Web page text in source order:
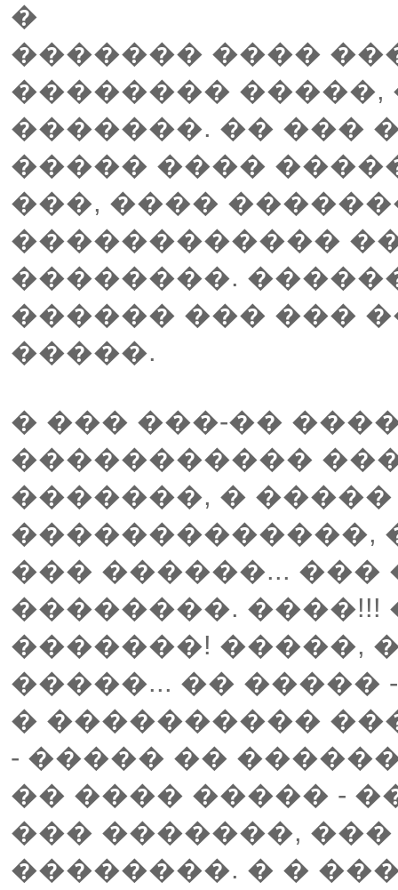
�
������� ����
�������� �����,
�������. �� ���
����� ����
���, ����
������������
��������.
������ ��� ���
�����.
� ��� ���-��
�����������
�������, �
�������������,
��� ������... ���
��������. ����!!!
�������! �����,
�����... ��
� ����������
- ����� ��
�� ���� ����� -
��� �������,
��������. � �